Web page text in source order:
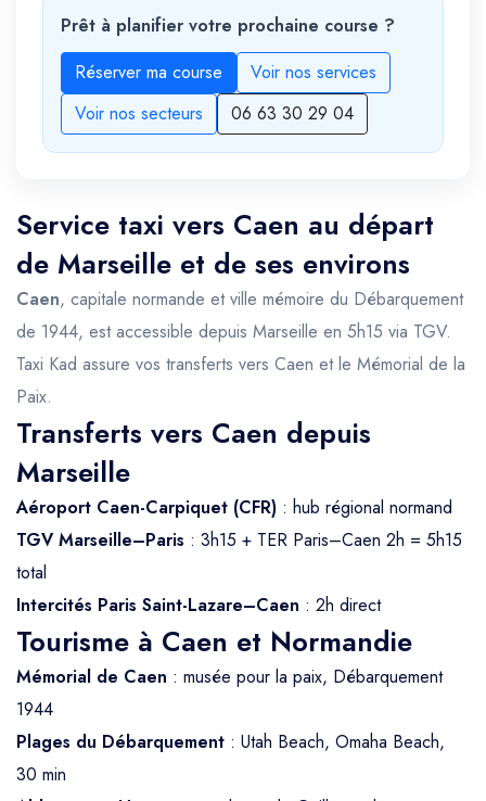
Prêt à planifier votre prochaine course ?
Réserver ma course
Voir nos services
Voir nos secteurs
06 63 30 29 04
Service taxi vers Caen au départ
de Marseille et de ses environs
Caen, capitale normande et ville mémoire du Débarquement
de 1944, est accessible depuis Marseille en 5h15 via TGV.
Taxi Kad assure vos transferts vers Caen et le Mémorial de la
Paix.
Transferts vers Caen depuis
Marseille
Aéroport Caen-Carpiquet (CFR) : hub régional normand
TGV Marseille–Paris : 3h15 + TER Paris–Caen 2h = 5h15
total
Intercités Paris Saint-Lazare–Caen : 2h direct
Tourisme à Caen et Normandie
Mémorial de Caen : musée pour la paix, Débarquement
1944
Plages du Débarquement : Utah Beach, Omaha Beach,
30 min